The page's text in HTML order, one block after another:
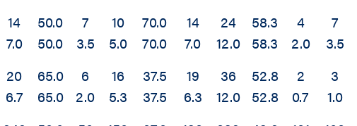
14
7.0
50.0
50.0
7
3.5
10
5.0
70.0
70.0
14
7.0
24
12.0
58.3
58.3
4
2.0
7
3.5
20
6.7
65.0
65.0
6
2.0
16
5.3
37.5
37.5
19
6.3
36
12.0
52.8
52.8
2
0.7
3
1.0